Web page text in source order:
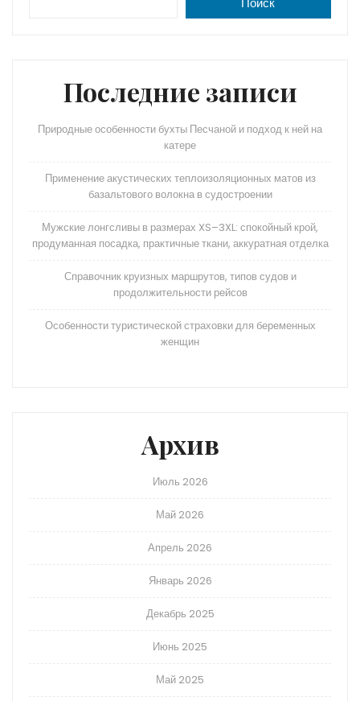
a kl
s
ni
ki
в
Последние записи
Природные особенности бухты Песчаной и подход к ней на
катере
Применение акустических теплоизоляционных матов из
базальтового волокна в судостроении
Мужские лонгсливы в размерах XS–3XL: спокойный крой,
продуманная посадка, практичные ткани, аккуратная отделка
Справочник круизных маршрутов, типов судов и
продолжительности рейсов
Особенности туристической страховки для беременных
женщин
Архив
Июль 2026
Май 2026
Апрель 2026
Январь 2026
Декабрь 2025
Июнь 2025
Май 2025